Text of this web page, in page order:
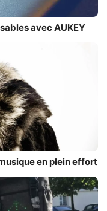
avec AUKEY
en plein effort